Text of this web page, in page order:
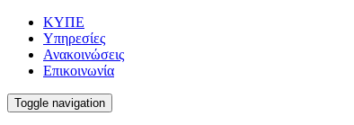
ΚΥΠΕ
Υπηρεσίες
Ανακοινώσεις
Επικοινωνία
Toggle navigation